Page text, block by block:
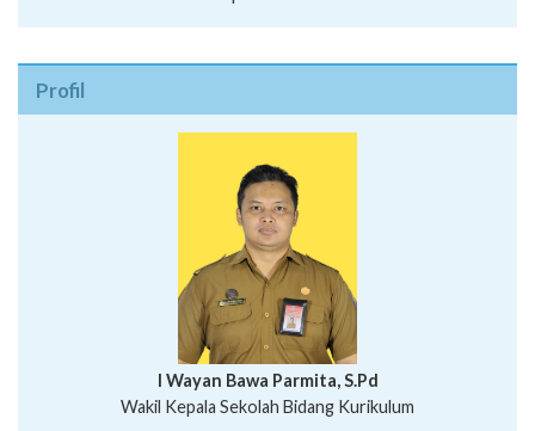
Profil
Putu Suhartana, S.Pd.
I Wayan Bawa Parmita, S.Pd
Wakil Kepala Sekolah Bidang Kurikulum
I Wayan Gede Aditya Pratita, S.Pd., M.Sn
Ni Wayan Nopi Sutantri, S.Pd.